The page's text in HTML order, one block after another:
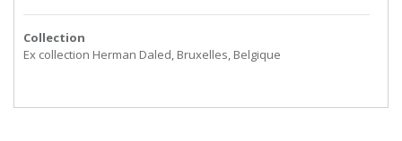
Collection
Ex collection Herman Daled, Bruxelles, Belgique